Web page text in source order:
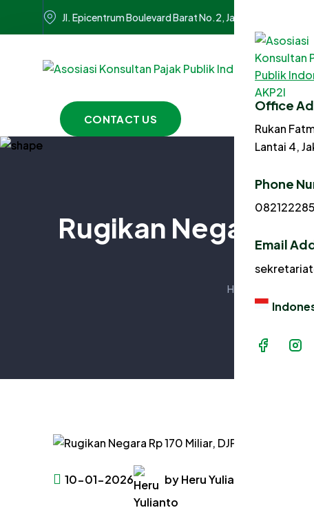
Jl. Epicentrum Boulevard Barat No.2, Jakarta Selatan
CONTACT US
Office
Rukan
Lantai 4,
Phone
Email
Rugikan Negara
Home
10-01-2026 by Heru Yulianto